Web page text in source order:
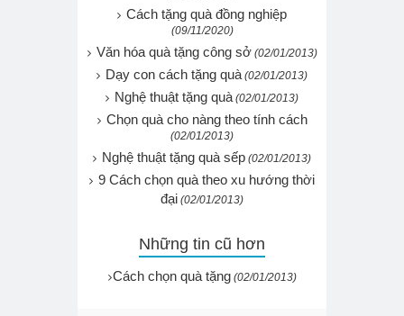
Cách tặng quà đồng nghiệp
(09/11/2020)
Văn hóa quà tặng công sở (02/01/2013)
Dạy con cách tặng quà (02/01/2013)
Nghệ thuật tặng quà (02/01/2013)
Chọn quà cho nàng theo tính cách
(02/01/2013)
Nghệ thuật tặng quà sếp (02/01/2013)
9 Cách chọn quà theo xu hướng thời
đại (02/01/2013)
Những tin cũ hơn
Cách chọn quà tặng (02/01/2013)